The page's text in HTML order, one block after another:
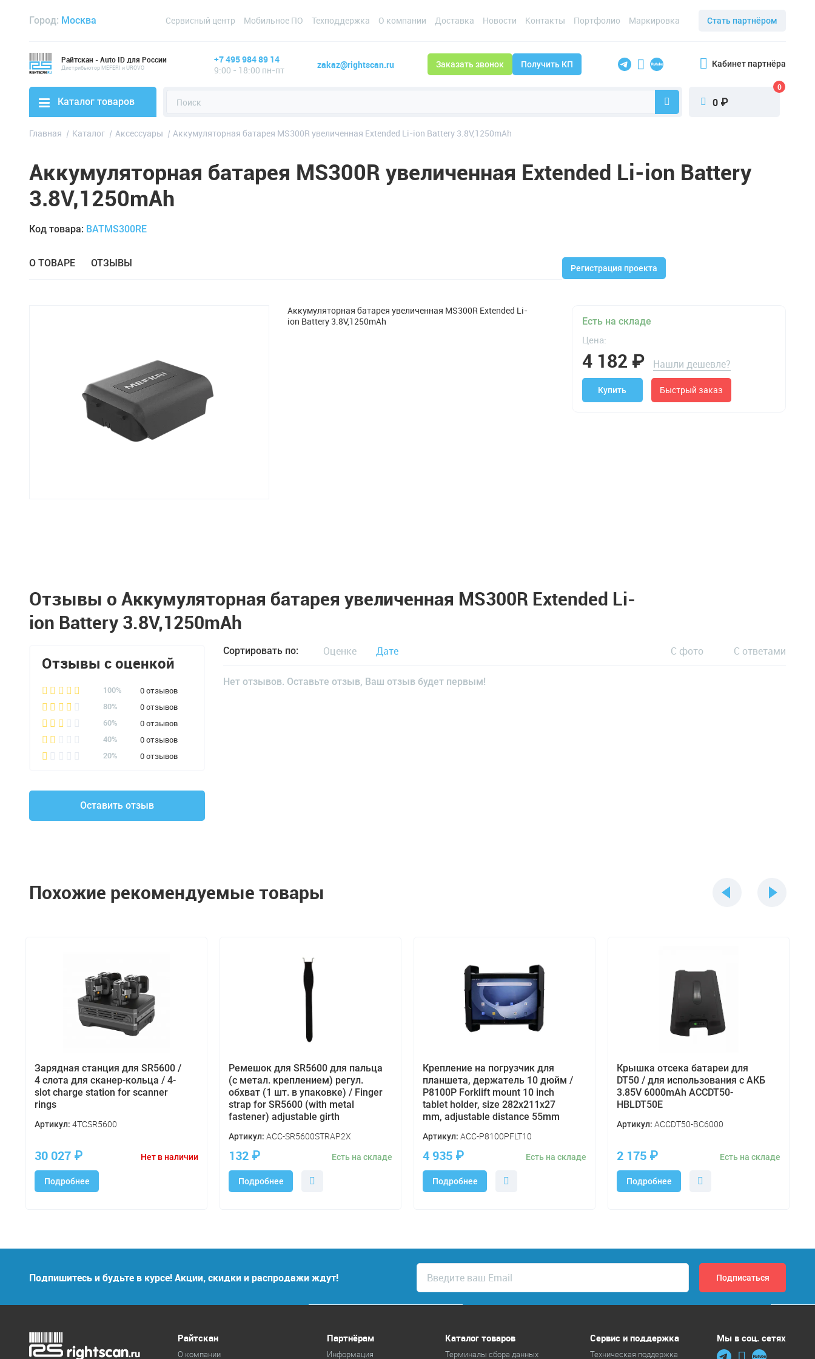
Город: Москва Сервисный центр Мобильное ПО Техподдержка О компании Доставка Новости Контакты Портфолио Маркировка Стать партнёром
Райтскан - Auto ID для России
Дистрибьютор MEFERI и UROVO
+7 495 984 89 14
9:00 - 18:00 пн-пт
zakaz@rightscan.ru Заказать звонок Получить КП Кабинет партнёра
Каталог товаров
0
0 ₽
Главная Каталог Аксессуары Аккумуляторная батарея MS300R увеличенная Extended Li-ion Battery 3.8V,1250mAh
Аккумуляторная батарея MS300R увеличенная Extended Li-ion Battery
3.8V,1250mAh
Код товара: BATMS300RE
О ТОВАРЕ ОТЗЫВЫ Регистрация проекта
Есть на складе
Цена:
4 182 ₽ Нашли дешевле?
Купить Быстрый заказ
Аккумуляторная батарея увеличенная MS300R Extended Li-
ion Battery 3.8V,1250mAh
Отзывы о Аккумуляторная батарея увеличенная MS300R Extended Li-
ion Battery 3.8V,1250mAh
Отзывы с оценкой
100% 0 отзывов
80% 0 отзывов
60% 0 отзывов
40% 0 отзывов
20% 0 отзывов
Оставить отзыв
Сортировать по: Оценке Дате С фото С ответами
Нет отзывов. Оставьте отзыв, Ваш отзыв будет первым!
Похожие рекомендуемые товары
Зарядная станция для SR5600 /
4 слота для сканер-кольца / 4-
slot charge station for scanner
rings
Артикул:4TCSR5600
30 027 ₽ Нет в наличии
Подробнее
Ремешок для SR5600 для пальца
(с метал. креплением) регул.
обхват (1 шт. в упаковке) / Finger
strap for SR5600 (with metal
fastener) adjustable girth
Артикул:ACC-SR5600STRAP2X
132 ₽ Есть на складе
Подробнее
Крепление на погрузчик для
планшета, держатель 10 дюйм /
P8100P Forklift mount 10 inch
tablet holder, size 282x211x27
mm, adjustable distance 55mm
Артикул:ACC-P8100PFLT10
4 935 ₽ Есть на складе
Подробнее
Крышка отсека батареи для
DT50 / для использования c АКБ
3.85V 6000mAh ACCDT50-
HBLDT50E
Артикул:ACCDT50-BC6000
2 175 ₽ Есть на складе
Подробнее
Подпишитесь и будьте в курсе! Акции, скидки и распродажи ждут!
Райтскан
О компании
Партнёрам
Информация
Каталог товаров
Терминалы сбора данных
Сервис и поддержка
Техническая поддержка
Мы в соц. сетях